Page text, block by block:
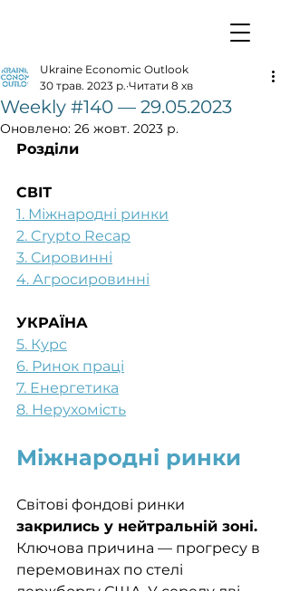
Weekly #140 — 29.05.2023
Ukraine Economic Outlook
30 трав. 2023 р. Читати 8 хв
Оновлено: 26 жовт. 2023 р.
Розділи
СВІТ
1. Міжнародні ринки
2. Crypto Recap
3. Сировинні
4. Агросировинні
УКРАЇНА
5. Курс
6. Ринок праці
7. Енергетика
8. Нерухомість
Міжнародні ринки
Світові фондові ринки
закрились у нейтральній зоні.
Ключова причина — прогресу в
перемовинах по стелі